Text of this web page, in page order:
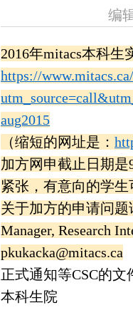
编
2016年mitacs本科生
https://
aug2015
（缩短的网址是：
加方网申截止日期
紧张，有意向的学
关于加方的申请问题
Manager, Research
pkukacka@mitacs.ca
正式通知等CSC的
本科生院